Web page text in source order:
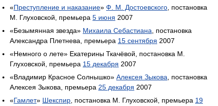
«Преступление и наказание» Ф. М. Достоевского , постановка
М. Глуховской, премьера 5 июня 2007
«Безымянная звезда» Михаила Себастиана , постановка
Александра Плетнева, премьера 15 сентября 2007
«Немного о лете» Екатерины Ткачёвой, постановка М.
Глуховской, премьера 15 декабря 2007
«Владимир Красное Солнышко» Алексея Зыкова , постановка
Алексея Зыкова, премьера 25 декабря 2007
«Гамлет» Шекспир , постановка М. Глуховской, премьера 19